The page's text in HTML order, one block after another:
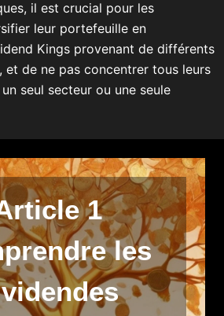
il est crucial pour les
leur portefeuille en
Kings provenant de différents
et de ne pas concentrer tous leurs
seul secteur ou une seule
1
les